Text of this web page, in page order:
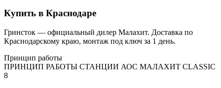
Купить в Краснодаре
Гринсток — официальный дилер Малахит. Доставка по
Краснодарскому краю, монтаж под ключ за 1 день.
Принцип работы
ПРИНЦИП РАБОТЫ СТАНЦИИ АОС МАЛАХИТ CLASSIC
8